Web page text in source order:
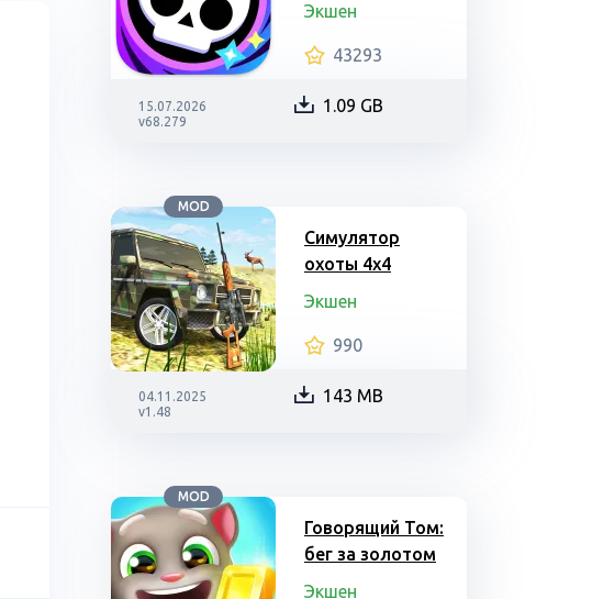
Экшен
43293
15.07.2026
v68.279
1.09 GB
MOD
Симулятор
охоты 4х4
Экшен
990
04.11.2025
v1.48
143 MB
MOD
Говорящий Том:
бег за золотом
Экшен